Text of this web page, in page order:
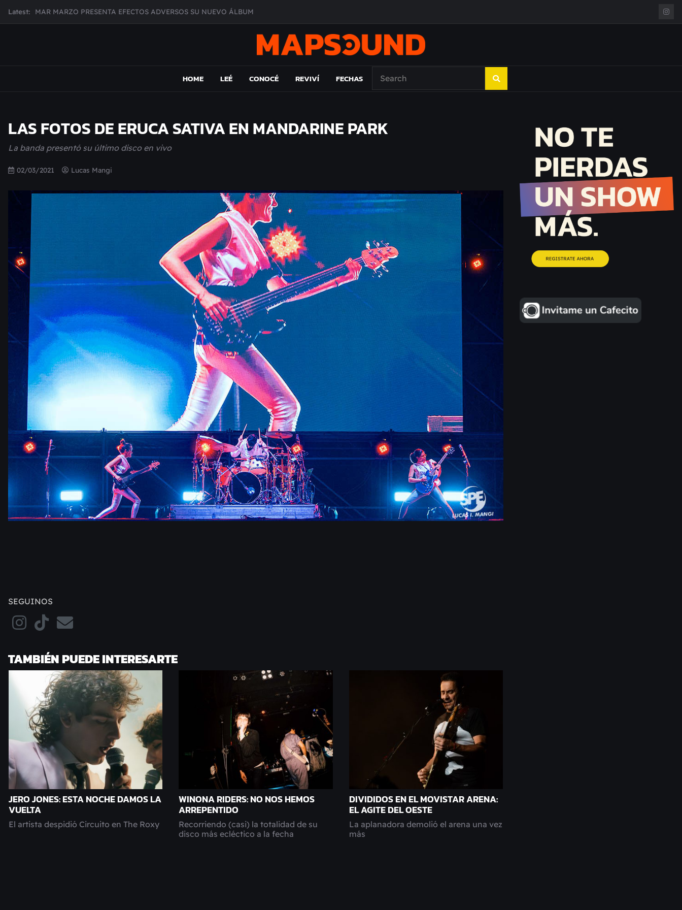
Latest:
MAR MARZO PRESENTA EFECTOS ADVERSOS SU NUEVO ÁLBUM
Broke Carrey se prepara para salir de gira en HIJO DEL PAÍS: EL ENSAYO
MUJER CEBRA PRESENTA INHIBIDOR, UNA FOTOGRAFÍA DE ÉPOCA EN FORMA DE DISCO
HOME LEÉ CONOCÉ REVIVÍ FECHAS
LAS FOTOS DE ERUCA SATIVA EN MANDARINE PARK
La banda presentó su último disco en vivo
02/03/2021 Lucas Mangi
SEGUINOS
TAMBIÉN PUEDE INTERESARTE
JERO JONES: ESTA NOCHE DAMOS LA
VUELTA
El artista despidió Circuito en The Roxy
WINONA RIDERS: NO NOS HEMOS
ARREPENTIDO
Recorriendo (casi) la totalidad de su
disco más ecléctico a la fecha
DIVIDIDOS EN EL MOVISTAR ARENA:
EL AGITE DEL OESTE
La aplanadora demolió el arena una vez
más